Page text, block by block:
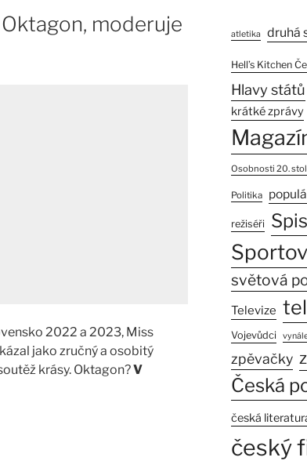
moderuje
2022 a 2023, Miss
jako zručný a osobitý
krásy. Oktagon?V
atletika druhá
Hell’s Kitchen
Hlavy států
krátké zprávy
Osobnosti 20.
Politika
režiséři
světová
Televize
Vojevůdci
zpěvačky
Česká
česká
český